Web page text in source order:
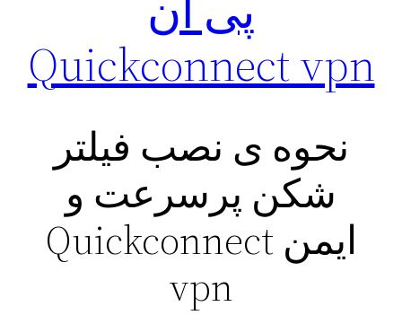
Quickconnect vpn
نحوه ی نصب فیلتر
شکن پرسرعت و
ایمن Quickconnect
vpn